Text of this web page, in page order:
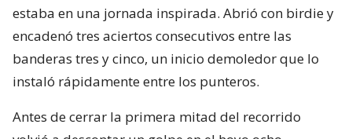
estaba en una jornada inspirada. Abrió con birdie y
encadenó tres aciertos consecutivos entre las
banderas tres y cinco, un inicio demoledor que lo
instaló rápidamente entre los punteros.
Antes de cerrar la primera mitad del recorrido